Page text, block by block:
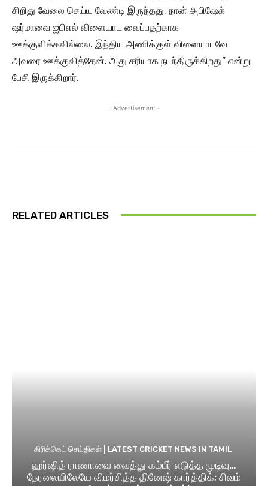
சிறிது வேலை செய்ய வேண்டி இருந்தது. நான் அபிஷேக்
ஷர்மாவை ஐபிஎல் விளையாட வைப்பதற்காக
ஊக்குவிக்கவில்லை. இந்திய அணிக்குள் விளையாடவே
அவரை ஊக்குவித்தேன். அது சரியாக நடந்திருக்கிறது” என்று
பேசி இருக்கிறார்.
- Advertisement -
RELATED ARTICLES
கிரிக்கெட் செய்திகள் | LATEST CRICKET NEWS IN TAMIL
ஹர்ஷித் ராணாவை வைத்து கம்பீர் எடுத்த முடிவு…
நேரலையிலேயே விமர்சித்த தினேஷ் கார்த்திக்; சிவம்